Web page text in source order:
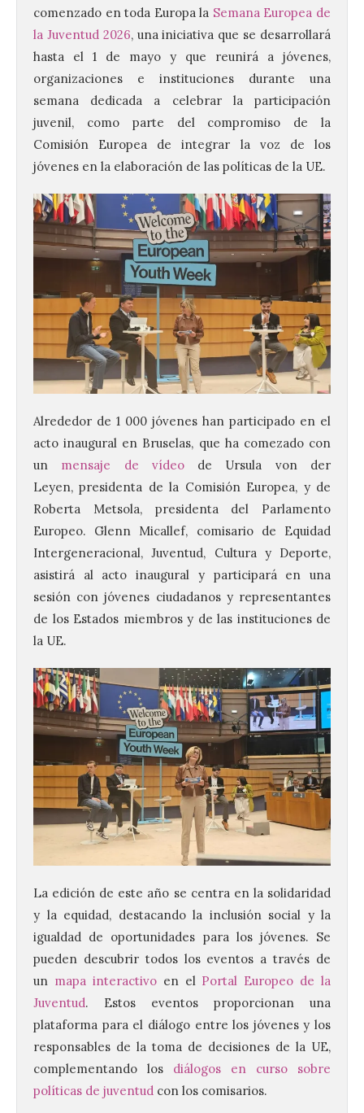
comenzado en toda Europa la Semana Europea de
la Juventud 2026, una iniciativa que se desarrollará
hasta el 1 de mayo y que reunirá a jóvenes,
organizaciones e instituciones durante una
semana dedicada a celebrar la participación
juvenil, como parte del compromiso de la
Comisión Europea de integrar la voz de los
jóvenes en la elaboración de las políticas de la UE.
Alrededor de 1 000 jóvenes han participado en el
acto inaugural en Bruselas, que ha comezado con
un mensaje de vídeode Ursula von der
Leyen, presidenta de la Comisión Europea, y de
Roberta Metsola, presidenta del Parlamento
Europeo. Glenn Micallef, comisario de Equidad
Intergeneracional, Juventud, Cultura y Deporte,
asistirá al acto inaugural y participará en una
sesión con jóvenes ciudadanos y representantes
de los Estados miembros y de las instituciones de
la UE.
La edición de este año se centra en la solidaridad
y la equidad, destacando la inclusión social y la
igualdad de oportunidades para los jóvenes. Se
pueden descubrir todos los eventos a través de
un mapa interactivoen el Portal Europeo de la
Juventud. Estos eventos proporcionan una
plataforma para el diálogo entre los jóvenes y los
responsables de la toma de decisiones de la UE,
complementando los diálogos en curso sobre
políticas de juventud con los comisarios.